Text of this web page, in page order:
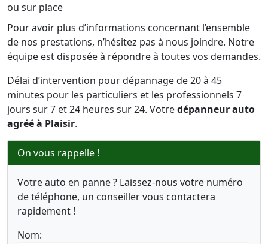
ou sur place
Pour avoir plus d’informations concernant l’ensemble
de nos prestations, n’hésitez pas à nous joindre. Notre
équipe est disposée à répondre à toutes vos demandes.
Délai d’intervention pour dépannage de 20 à 45
minutes pour les particuliers et les professionnels 7
jours sur 7 et 24 heures sur 24. Votredépanneur auto
agréé à Plaisir.
On vous rappelle !
Votre auto en panne ? Laissez-nous votre numéro
de téléphone, un conseiller vous contactera
rapidement !
Nom: